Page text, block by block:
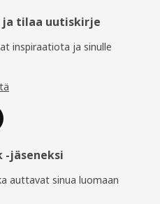
ja tilaa uutiskirje
inspiraatiota ja sinulle
-jäseneksi
auttavat sinua luomaan